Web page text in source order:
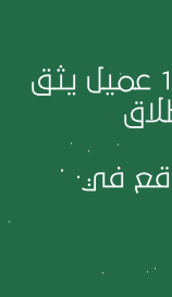
عميل يثق
في